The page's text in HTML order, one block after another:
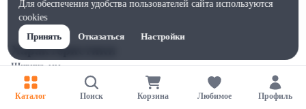
Характеристики
Ширина, мм
320
Высота, мм
Каталог Поиск Корзина Любимое Профиль
Для обеспечения удобства пользователей сайта используются
cookies
Принять
Отказаться Настройки